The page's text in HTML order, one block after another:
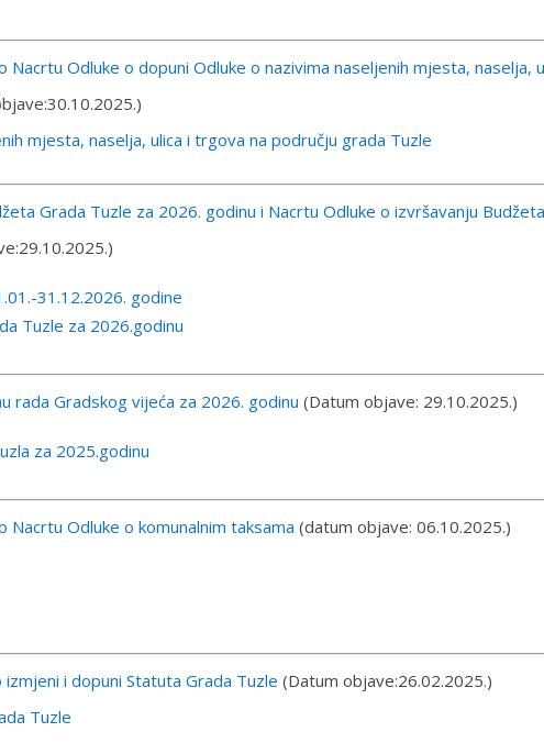
Nacrtu Odluke o dopuni Odluke o nazivima naseljenih mjesta, naselja,
mjesta, naselja, ulica i trgova na području grada Tuzle
Grada Tuzle za 2026. godinu i Nacrtu Odluke o izvršavanju Budžeta
31.12.2026. godine
Tuzle za 2026.godinu
rada Gradskog vijeća za 2026. godinu (Datum objave: 29.10.2025.)
za 2025.godinu
Nacrtu Odluke o komunalnim taksama (datum objave: 06.10.2025.)
i dopuni Statuta Grada Tuzle (Datum objave:26.02.2025.)
Tuzle